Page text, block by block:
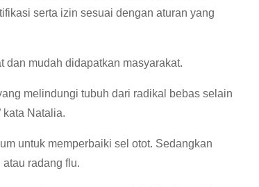
serta izin sesuai dengan aturan yang
dan mudah didapatkan masyarakat.
melindungi tubuh dari radikal bebas selain
kata Natalia.
untuk memperbaiki sel otot. Sedangkan
radang flu.